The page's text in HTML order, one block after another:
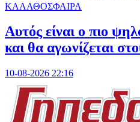
ΚΑΛΑΘΟΣΦΑΙΡΑ
Αυτός είναι ο πιο
και θα αγωνίζεται
10-08-2026 22:16